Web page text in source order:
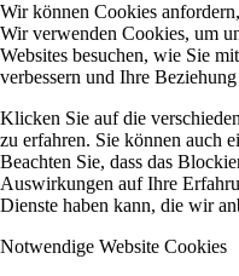
Wir können Cookies
Wir verwenden Cookies, um
Websites besuchen, wie Sie
verbessern und Ihre
Klicken Sie auf die
zu erfahren. Sie können auch
Beachten Sie, dass das
Auswirkungen auf Ihre
Dienste haben kann, die wir
Notwendige Website Cookies